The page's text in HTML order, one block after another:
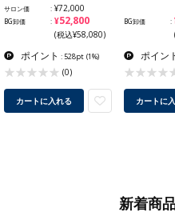
サロン価 ¥72,000
BG卸価 ¥52,800
(税込¥58,080)
ポイント : 528pt (1%)
(0)
カートに入れる
BG卸価
ポイン
カートに
新着商